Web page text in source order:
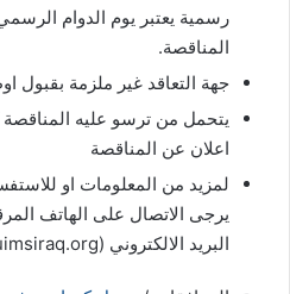
رسمية يعتبر يوم الدوام
المناقصة.
جهة التعاقد غير ملزمة بقبول
يتحمل من ترسو عليه المناقصة
اعلان عن المناقصة
لمزيد من المعلومات او
البريد الالكتروني (info@uimsiraq.org)